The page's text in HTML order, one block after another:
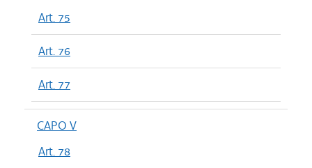
Art. 75
Art. 76
Art. 77
CAPO V
Art. 78